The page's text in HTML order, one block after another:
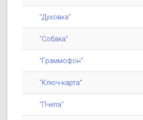
"Духовка"
"Собака"
"Граммофон"
"Ключ-карта"
"Пчела"